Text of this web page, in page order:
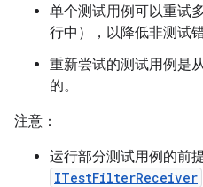
单个测试用例可以重试
行中），以降低非测试
重新尝试的测试用例是
的。
注意：
运行部分测试用例的前
ITestFilterReceiver